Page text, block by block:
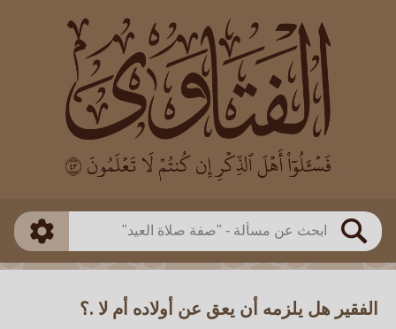
بحث
العالم
بن باز
بن العثيمين
اللجنة الدائمة
طريقة البحث
ذكي
الفقير هل يلزمه أن يعق عن أولاده أم لا .؟